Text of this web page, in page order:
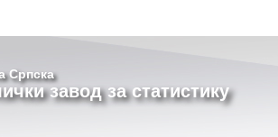
Српска
завод за статистику